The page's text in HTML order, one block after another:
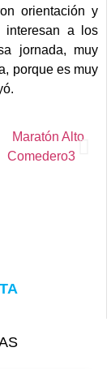
orientación y
interesan a los
jornada, muy
porque es muy